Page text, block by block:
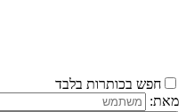
חפש בכותרות בלבד
מאת: